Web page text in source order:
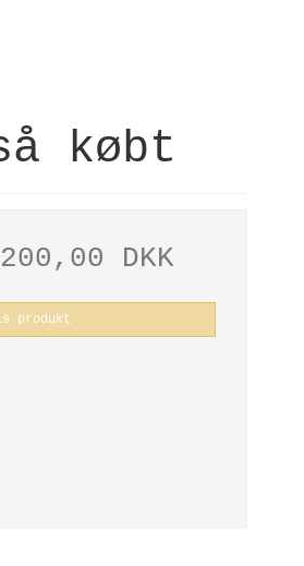
købt
200,00 DKK
produkt